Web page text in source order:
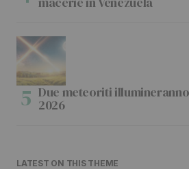
Due meteoriti
2026
LATEST ON THIS THEME